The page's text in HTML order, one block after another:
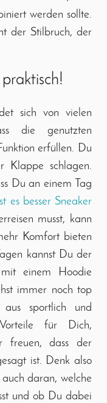
werden sollte.
der Stilbruch, der
sich von vielen
die genutzten
erfüllen. Du
Klappe schlagen.
Du an einem Tag
es besser Sneaker
musst, kann
Komfort bieten
kannst Du der
einem Hoodie
immer noch top
sportlich und
für Dich,
freuen, dass der
ist. Denk also
daran, welche
und ob Du dabei